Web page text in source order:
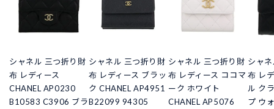
シャネル 三つ折り財
布 レディース
CHANEL AP0230
B10583 C3906 ブラ
シャネル 三つ折り財
布 レディース ブラッ
ク CHANEL AP4951
B22099 94305
シャネル 三つ折り財
布 レディース ココマ
ーク ホワイト
CHANEL AP5076
シャ
布 レ
ル ク
プ ウ